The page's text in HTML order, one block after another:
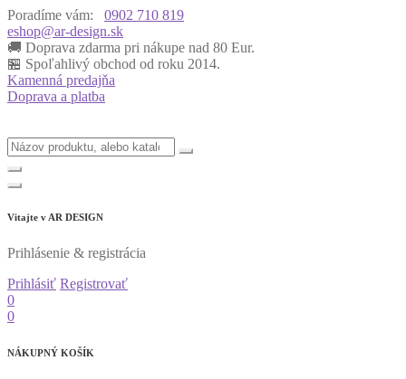
Poradíme vám:
0902 710 819
eshop@ar-design.sk
🚚 Doprava zdarma pri nákupe nad 80 Eur.
🏪 Spoľahlivý obchod od roku 2014.
Kamenná predajňa
Doprava a platba
Vitajte v AR DESIGN
Prihlásenie & registrácia
Prihlásiť Registrovať
0
0
NÁKUPNÝ KOŠÍK